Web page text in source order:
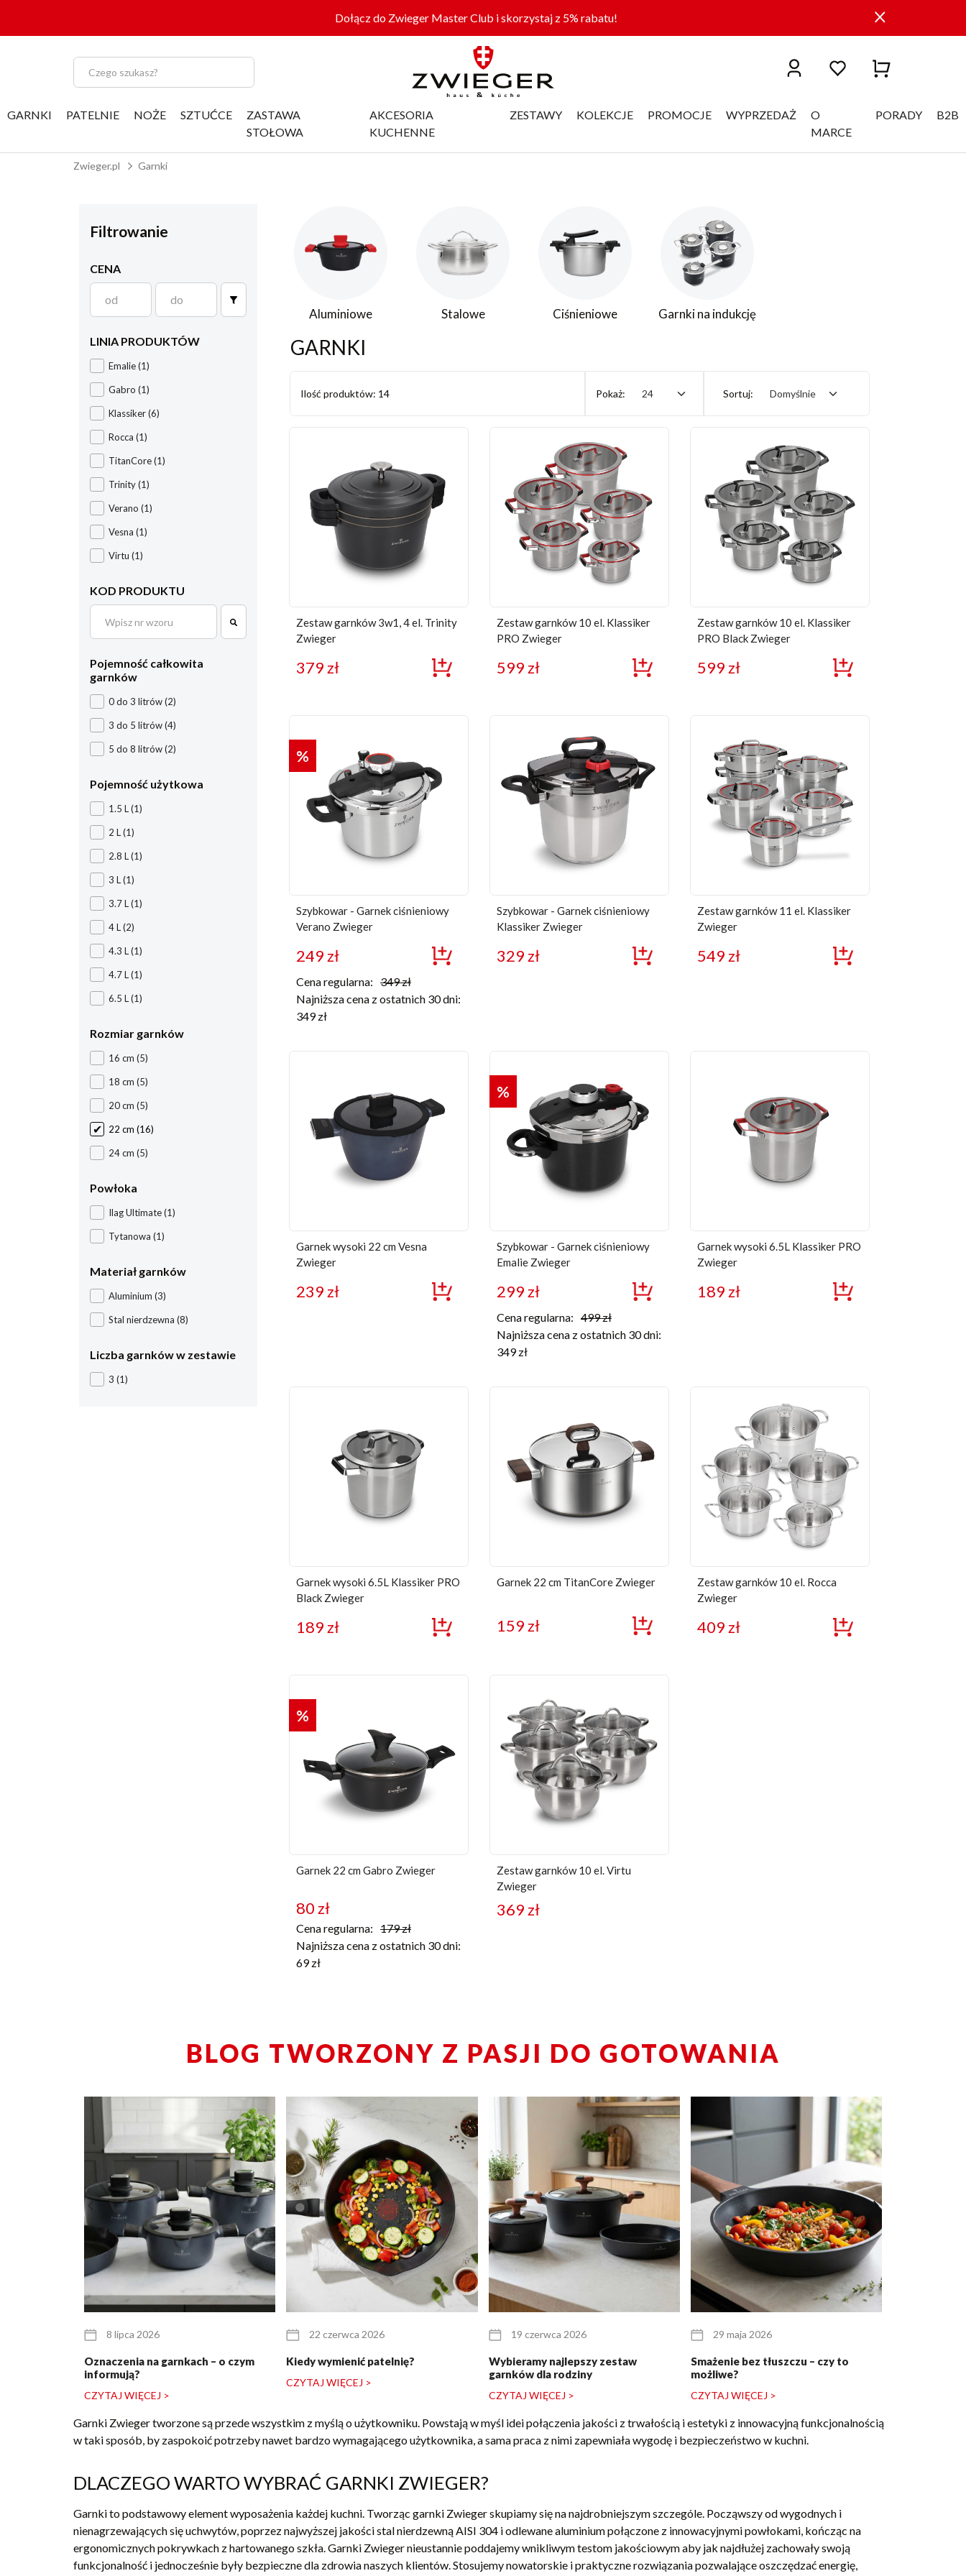
Dołącz do Zwieger Master Club i skorzystaj z 5% rabatu!
GARNKI PATELNIE NOŻE SZTUĆCE
ZASTAWA
STOŁOWA
AKCESORIA
KUCHENNE
ZESTAWY KOLEKCJE PROMOCJE WYPRZEDAŻ
O
MARCE
PORADY B2B
Zwieger.pl Garnki
Filtrowanie
CENA
LINIA PRODUKTÓW
Emalie(1)
Gabro (1)
Klassiker(6)
Rocca (1)
TitanCore(1)
Trinity(1)
Verano (1)
Vesna (1)
Virtu (1)
KOD PRODUKTU
Pojemność całkowita
garnków
0 do 3 litrów(2)
3 do 5 litrów(4)
5 do 8 litrów(2)
Pojemność użytkowa
1.5 L(1)
2 L(1)
2.8 L(1)
3 L(1)
3.7 L(1)
4 L(2)
4.3 L(1)
4.7 L(1)
6.5 L(1)
Rozmiar garnków
16 cm (5)
18 cm (5)
20 cm (5)
22 cm (16)
24 cm (5)
Powłoka
Ilag Ultimate(1)
Tytanowa (1)
Materiał garnków
Aluminium (3)
Stal nierdzewna (8)
Liczba garnków w zestawie
3 (1)
Aluminiowe Stalowe Ciśnieniowe Garnki na indukcję
GARNKI
Ilość produktów: 14 Pokaż: 24 Sortuj: Domyślnie
Zestaw garnków 3w1, 4 el. Trinity
Zwieger
379zł
Zestaw garnków 10 el. Klassiker
PRO Zwieger
599zł
Zestaw garnków 10 el. Klassiker
PRO Black Zwieger
599zł
%
Szybkowar - Garnek ciśnieniowy
Verano Zwieger
249zł
Cena regularna: 349zł
Najniższa cena z ostatnich 30 dni:
349 zł
Szybkowar - Garnek ciśnieniowy
Klassiker Zwieger
329zł
Zestaw garnków 11 el. Klassiker
Zwieger
549zł
Garnek wysoki 22 cm Vesna
Zwieger
239zł
%
Szybkowar - Garnek ciśnieniowy
Emalie Zwieger
299zł
Cena regularna: 499zł
Najniższa cena z ostatnich 30 dni:
349 zł
Garnek wysoki 6.5L Klassiker PRO
Zwieger
189zł
Garnek wysoki 6.5L Klassiker PRO
Black Zwieger
189zł
Garnek 22 cm TitanCore Zwieger
159zł
Zestaw garnków 10 el. Rocca
Zwieger
409zł
%
Garnek 22 cm Gabro Zwieger
80zł
Cena regularna: 179zł
Najniższa cena z ostatnich 30 dni:
69 zł
Zestaw garnków 10 el. Virtu
Zwieger
369zł
BLOG TWORZONY Z PASJI DO GOTOWANIA
8 lipca 2026
Oznaczenia na garnkach – o czym
informują?
CZYTAJ WIĘCEJ >
22 czerwca 2026
Kiedy wymienić patelnię?
CZYTAJ WIĘCEJ >
19 czerwca 2026
Wybieramy najlepszy zestaw
garnków dla rodziny
CZYTAJ WIĘCEJ >
29 maja 2026
Smażenie bez tłuszczu – czy to
możliwe?
CZYTAJ WIĘCEJ >
Garnki Zwieger tworzone są przede wszystkim z myślą o użytkowniku. Powstają w myśl idei połączenia jakości z trwałością i estetyki z innowacyjną funkcjonalnością
w taki sposób, by zaspokoić potrzeby nawet bardzo wymagającego użytkownika, a sama praca z nimi zapewniała wygodę i bezpieczeństwo w kuchni.
DLACZEGO WARTO WYBRAĆ GARNKI ZWIEGER?
Garnki to podstawowy element wyposażenia każdej kuchni. Tworząc garnki Zwieger skupiamy się na najdrobniejszym szczególe. Począwszy od wygodnych i
nienagrzewających się uchwytów, poprzez najwyższej jakości stal nierdzewną AISI 304 i odlewane aluminium połączone z innowacyjnymi powłokami, kończąc na
ergonomicznych pokrywkach z hartowanego szkła. Garnki Zwieger nieustannie poddajemy wnikliwym testom jakościowym aby jak najdłużej zachowały swoją
funkcjonalność i jednocześnie były bezpieczne dla zdrowia naszych klientów. Stosujemy nowatorskie i praktyczne rozwiązania pozwalające oszczędzać energię,